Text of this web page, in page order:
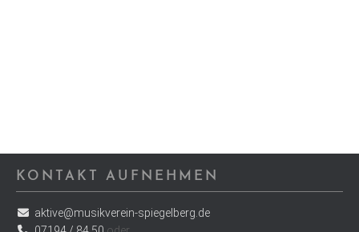
KONTAKT AUFNEHMEN
aktive@musikverein-spiegelberg.de